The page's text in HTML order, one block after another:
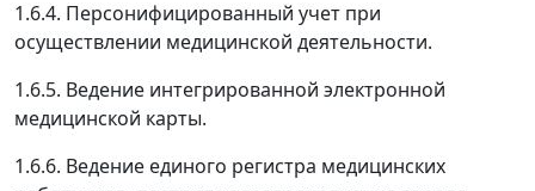
1.6.4. Персонифицированный учет при
осуществлении медицинской деятельности.
1.6.5. Ведение интегрированной электронной
медицинской карты.
1.6.6. Ведение единого регистра медицинских